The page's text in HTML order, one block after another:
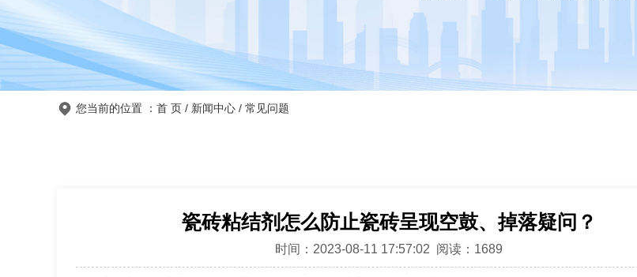
您当前的位置 ： 首 页 / 新闻中心 / 常见问题
瓷砖粘结剂怎么防止瓷砖呈现空鼓、掉落疑问？
时间：2023-08-11 17:57:02 阅读：1689